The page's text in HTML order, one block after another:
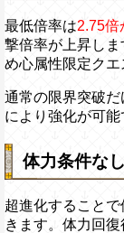
最低倍率は2.75倍
撃倍率が上昇し
め心属性限定クエ
通常の限界突破
により強化が可能
体力条件な
超進化すること
きます。体力回